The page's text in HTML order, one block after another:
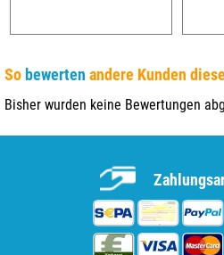
So bewerten andere Kunden
Bisher wurden keine Bewertungen